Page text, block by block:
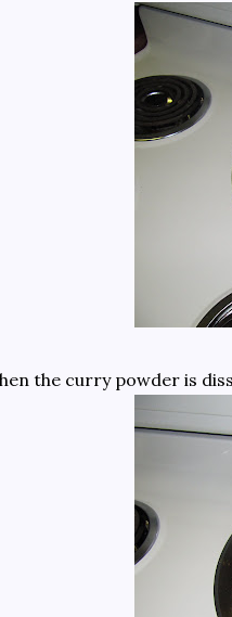
the curry powder is